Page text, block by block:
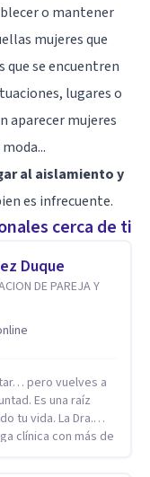
o mantener
mujeres que
que se encuentren
lugares o
aparecer mujeres
al aislamiento y
es infrecuente.
cerca de ti
Duque
DE PAREJA Y
pero vuelves a
Es una raíz
La Dra.
clínica con más de